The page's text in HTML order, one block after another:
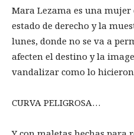
Mara Lezama es una mujer
estado de derecho y la
lunes, donde no se va a
afecten el destino y la
vandalizar como lo hicieron
CURVA PELIGROSA…